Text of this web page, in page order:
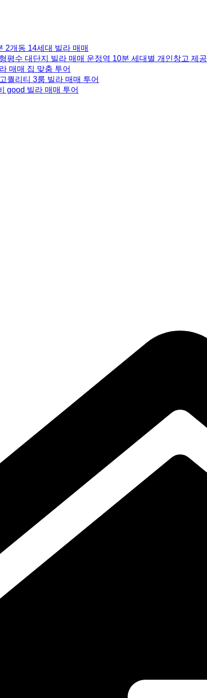
2개동 14세대 빌라 매매
평수 대단지 빌라 매매 운정역 10분 세대별 개인창고 제공
매매 집 맞춤 투어
퀄리티 3룸 빌라 매매 투어
good 빌라 매매 투어